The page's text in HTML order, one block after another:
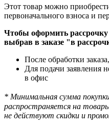
Этот товар можно
первоначального взноса и
Чтобы оформить рассрочку
выбрав в заказе "в
После обработки
Для подачи заявления
в офис
* Минимальная сумма
распространяется на
не действуют скидки и